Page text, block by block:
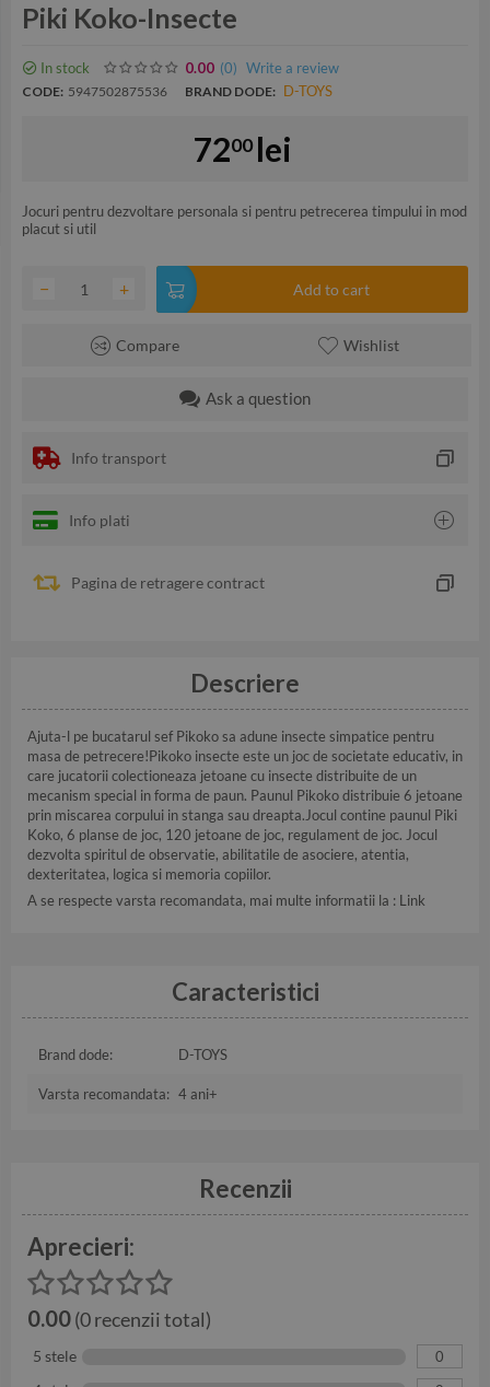
Piki Koko-Insecte
In stock 0.00 (0) Write a review
CODE: 5947502875536 BRAND DODE: D-TOYS
7200 lei
Jocuri pentru dezvoltare personala si pentru petrecerea timpului in mod
placut si util
+
− Add to cart
Compare Wishlist
Ask a question
Info transport
Info plati
Pagina de retragere contract
Descriere
Ajuta-l pe bucatarul sef Pikoko sa adune insecte simpatice pentru
masa de petrecere!Pikoko insecte este un joc de societate educativ, in
care jucatorii colectioneaza jetoane cu insecte distribuite de un
mecanism special in forma de paun. Paunul Pikoko distribuie 6 jetoane
prin miscarea corpului in stanga sau dreapta.Jocul contine paunul Piki
Koko, 6 planse de joc, 120 jetoane de joc, regulament de joc. Jocul
dezvolta spiritul de observatie, abilitatile de asociere, atentia,
dexteritatea, logica si memoria copiilor.
A se respecte varsta recomandata, mai multe informatii la : Link
Caracteristici
Brand dode: D-TOYS
Varsta recomandata: 4 ani+
Recenzii
Aprecieri:
0.00(0 recenzii total)
5 stele 0